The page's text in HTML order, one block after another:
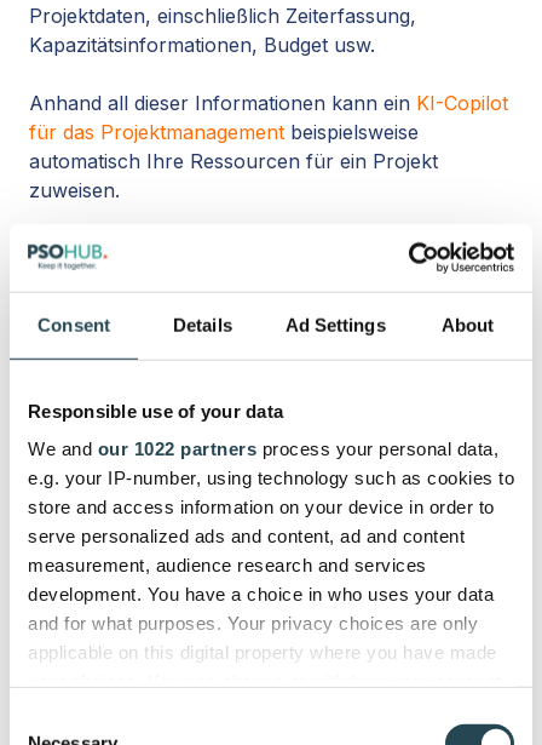
Consent Details Ad Settings About
Responsible use of your data
We and our 1022 partners process your personal data,
e.g. your IP-number, using technology such as cookies to
store and access information on your device in order to
serve personalized ads and content, ad and content
measurement, audience research and services
development. You have a choice in who uses your data
and for what purposes. Your privacy choices are only
applicable on this digital property where you have made
the Privacy trigger icon.
Projektdaten, einschließlich Zeiterfassung,
Kapazitätsinformationen, Budget usw.
Anhand all dieser Informationen kann ein KI-Copilot
für das Projektmanagement beispielsweise
automatisch Ihre Ressourcen für ein Projekt
zuweisen.
Je nach dem von Ihnen verwendeten Tool kann
dies auf der Grundlage von Verfügbarkeit,
geschehen.
Muster in der Ressourcennutzung erkennen, z. B.
die typische Zeit, die für bestimmte Aufgaben
benötigt wird, die Verfügbarkeit verschiedener
Teammitglieder und die Kosten für verschiedene
Ressourcen.
Außerdem kann sie den Projektfortschritt
kontinuierlich überwachen und die
Ressourcenzuweisung sogar automatisch in Echtzeit
auf der Grundlage sich ändernder Prioritäten und